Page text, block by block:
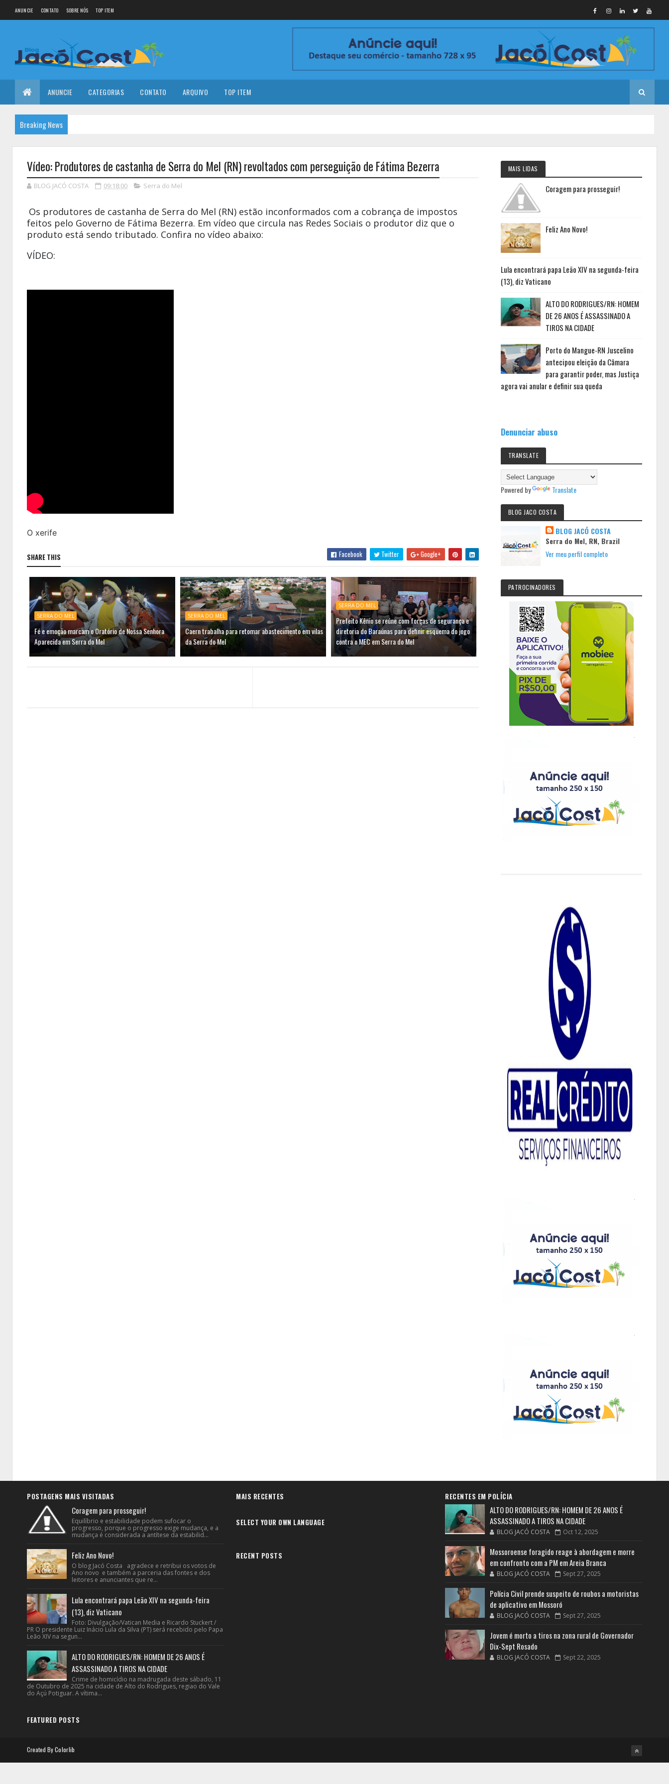
ANUNCIE CONTATO SOBRE NÓS TOP ITEM
ANUNCIE CATEGORIAS CONTATO ARQUIVO TOP ITEM
Breaking News
Vídeo: Produtores de castanha de Serra do Mel (RN) revoltados com perseguição de Fátima Bezerra
BLOG JACÓ COSTA 09:18:00 Serra do Mel
Os produtores de castanha de Serra do Mel (RN) estão inconformados com a cobrança de impostos
feitos pelo Governo de Fátima Bezerra. Em vídeo que circula nas Redes Sociais o produtor diz que o
produto está sendo tributado. Confira no vídeo abaixo:
VÍDEO:
O xerife
SHARE THIS Facebook Twitter Google+
SERRA DO MEL
Fé e emoção marcam o Oratório de Nossa Senhora
Aparecida em Serra do Mel
SERRA DO MEL
Caern trabalha para retomar abastecimento em vilas
da Serra do Mel
SERRA DO MEL
Prefeito Kênio se reúne com forças de segurança e
diretoria do Baraúnas para definir esquema do jogo
contra o MEC em Serra do Mel
MAIS LIDAS
Coragem para prosseguir!
Feliz Ano Novo!
Lula encontrará papa Leão XIV na segunda-feira
(13), diz Vaticano
ALTO DO RODRIGUES/RN: HOMEM
DE 26 ANOS É ASSASSINADO A
TIROS NA CIDADE
Porto do Mangue-RN Juscelino
antecipou eleição da Câmara
para garantir poder, mas Justiça
agora vai anular e definir sua queda
Denunciar abuso
TRANSLATE
Powered by Translate
BLOG JACO COSTA
BLOG JACÓ COSTA
Serra do Mel, RN, Brazil
Ver meu perfil completo
PATROCINADORES
POSTAGENS MAIS VISITADAS
Coragem para prosseguir!
Equilíbrio e estabilidade podem sufocar o
progresso, porque o progresso exige mudança, e a
mudança é considerada a antítese da estabilid...
Feliz Ano Novo!
O blog Jacó Costa agradece e retribui os votos de
Ano novo e também a parceria das fontes e dos
leitores e anunciantes que re...
Lula encontrará papa Leão XIV na segunda-feira
(13), diz Vaticano
Foto: Divulgação/Vatican Media e Ricardo Stuckert /
PR O presidente Luiz Inácio Lula da Silva (PT) será recebido pelo Papa
Leão XIV na segun...
ALTO DO RODRIGUES/RN: HOMEM DE 26 ANOS É
ASSASSINADO A TIROS NA CIDADE
Crime de homicídio na madrugada deste sábado, 11
de Outubro de 2025 na cidade de Alto do Rodrigues, regiao do Vale
do Açú Potiguar. A vítima...
FEATURED POSTS
MAIS RECENTES
SELECT YOUR OWN LANGUAGE
RECENT POSTS
RECENTES EM POLÍCIA
ALTO DO RODRIGUES/RN: HOMEM DE 26 ANOS É
ASSASSINADO A TIROS NA CIDADE
BLOG JACÓ COSTA Oct 12, 2025
Mossoroense foragido reage à abordagem e morre
em confronto com a PM em Areia Branca
BLOG JACÓ COSTA Sept 27, 2025
Polícia Civil prende suspeito de roubos a motoristas
de aplicativo em Mossoró
BLOG JACÓ COSTA Sept 27, 2025
Jovem é morto a tiros na zona rural de Governador
Dix-Sept Rosado
BLOG JACÓ COSTA Sept 22, 2025
Created ByColorlib